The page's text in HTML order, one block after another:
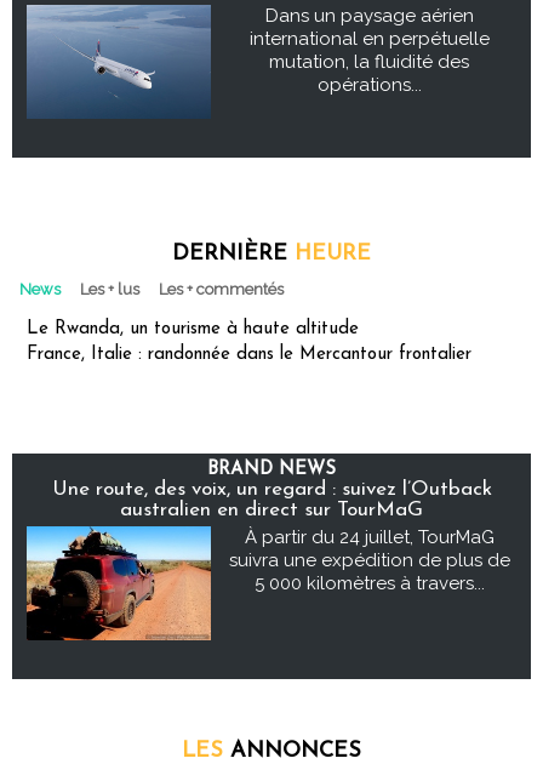
Dans un paysage aérien
international en perpétuelle
mutation, la fluidité des
opérations...
DERNIÈRE HEURE
News Les + lus Les + commentés
Le Rwanda, un tourisme à haute altitude
France, Italie : randonnée dans le Mercantour frontalier
BRAND NEWS
Une route, des voix, un regard : suivez l’Outback
australien en direct sur TourMaG
À partir du 24 juillet, TourMaG
suivra une expédition de plus de
5 000 kilomètres à travers...
LES ANNONCES